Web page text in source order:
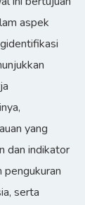
aspek
yang
dan indikator
serta